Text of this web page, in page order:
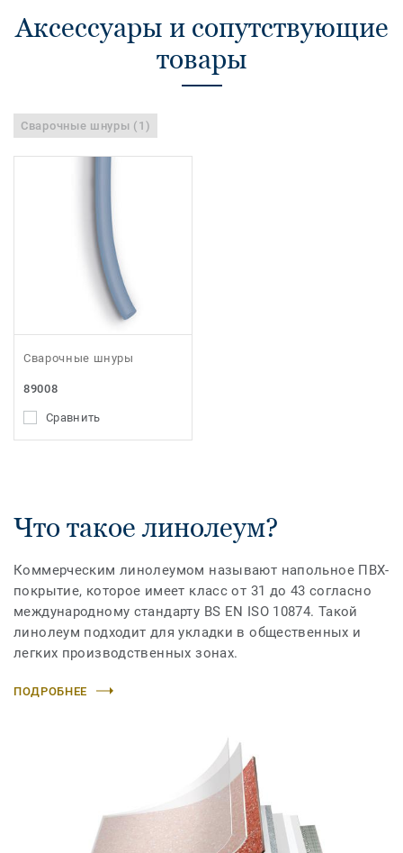
Аксессуары и сопутствующие
товары
Сварочные шнуры (1)
Сварочные шнуры
89008
Сравнить
Что такое линолеум?
Коммерческим линолеумом называют напольное ПВХ-
покрытие, которое имеет класс от 31 до 43 согласно
международному стандарту BS EN ISO 10874. Такой
линолеум подходит для укладки в общественных и
легких производственных зонах.
ПОДРОБНЕЕ